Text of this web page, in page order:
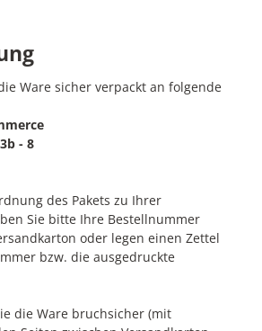
Ware sicher verpackt an folgende
- 8
des Pakets zu Ihrer
Sie bitte Ihre Bestellnummer
oder legen einen Zettel
bzw. die ausgedruckte
die Ware bruchsicher (mit